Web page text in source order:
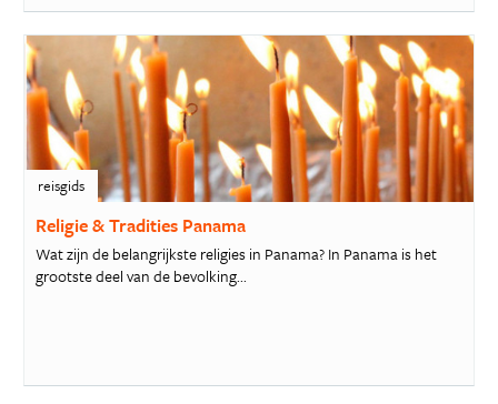
reisgids
Religie & Tradities Panama
Wat zijn de belangrijkste religies in Panama? In Panama is het
grootste deel van de bevolking...